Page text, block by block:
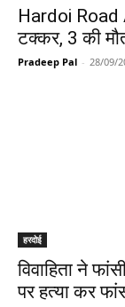
Hardoi Road
टक्कर, 3 की
Pradeep Pal - 28/09/
हरदोई
विवाहिता ने
पर हत्या कर